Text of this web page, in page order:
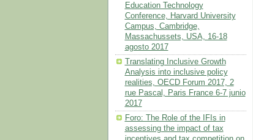
Education Technology
Conference, Harvard University
Campus, Cambridge,
Massachussets, USA, 16-18
agosto 2017
Translating Inclusive Growth
Analysis into inclusive policy
realities, OECD Forum 2017, 2
rue Pascal, Paris France 6-7 junio
2017
Foro: The Role of the IFIs in
assessing the impact of tax